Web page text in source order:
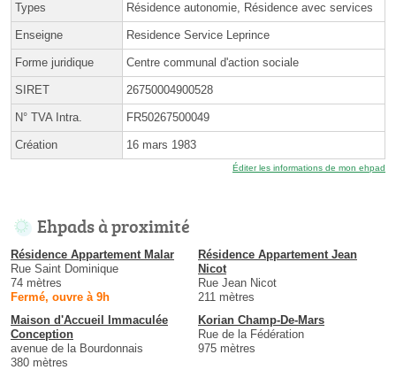
Types Résidence autonomie, Résidence avec services
Enseigne Residence Service Leprince
Forme juridique Centre communal d'action sociale
SIRET 26750004900528
N° TVA Intra. FR50267500049
Création 16 mars 1983
Éditer les informations de mon ehpad
Ehpads à proximité
Résidence Appartement Malar
Rue Saint Dominique
74 mètres
Fermé, ouvre à 9h
Résidence Appartement Jean
Nicot
Rue Jean Nicot
211 mètres
Maison d'Accueil Immaculée
Conception
avenue de la Bourdonnais
380 mètres
Korian Champ-De-Mars
Rue de la Fédération
975 mètres